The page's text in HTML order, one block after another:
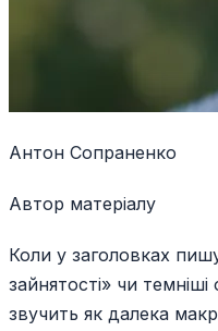
Антон Сопраненко
Автор матеріалу
Коли у заголовках
зайнятості» чи темніші
звучить як далека